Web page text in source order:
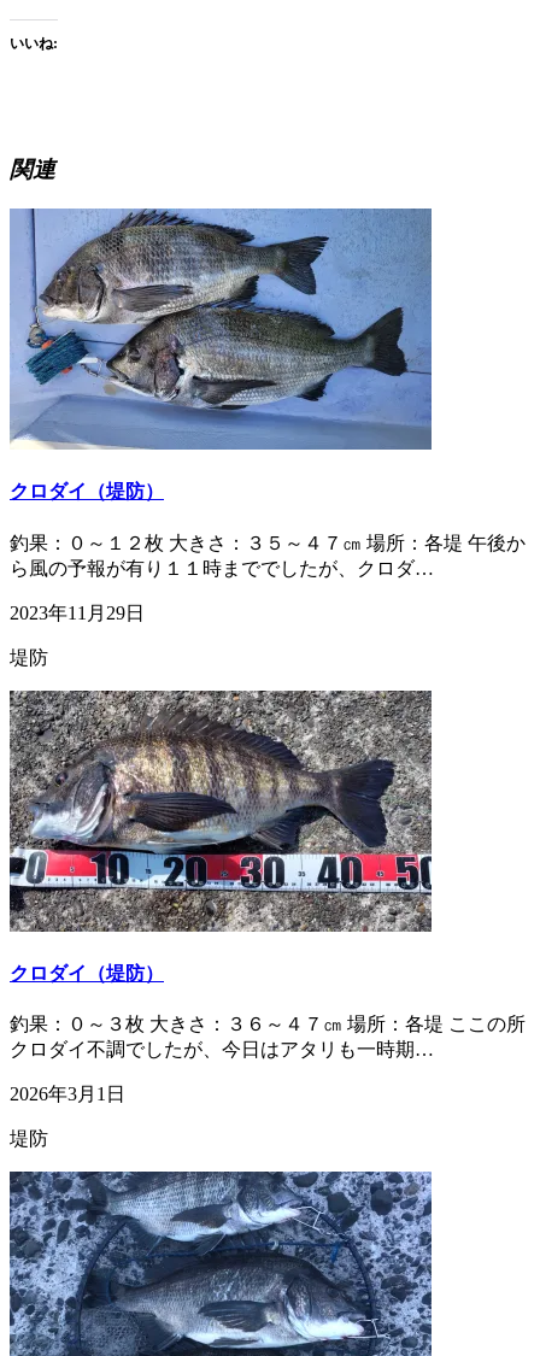
いいね:
関連
クロダイ（堤防）
釣果：０～１２枚 大きさ：３５～４７㎝ 場所：各堤 午後か
ら風の予報が有り１１時まででしたが、クロダ…
2023年11月29日
堤防
クロダイ（堤防）
釣果：０～３枚 大きさ：３６～４７㎝ 場所：各堤 ここの所
クロダイ不調でしたが、今日はアタリも一時期…
2026年3月1日
堤防